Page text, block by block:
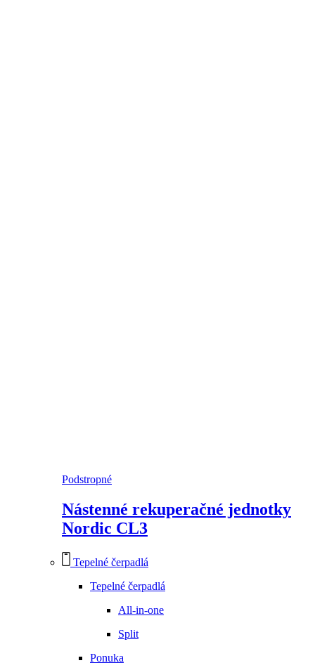
Podstropné
Nástenné rekuperačné jednotky
Nordic CL3
Tepelné čerpadlá
Tepelné čerpadlá
All-in-one
Split
Ponuka